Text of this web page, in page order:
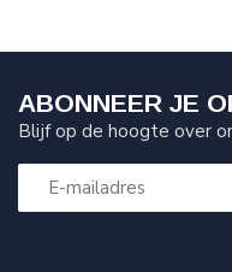
ABONNEER JE
Blijf op de hoogte over